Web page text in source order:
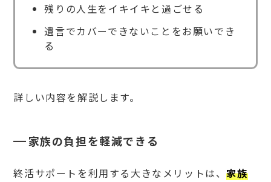
残りの人生をイキイキと過ごせる
遺言でカバーできないことをお願いでき
る
詳しい内容を解説します。
家族の負担を軽減できる
終活サポートを利用する大きなメリットは、家族